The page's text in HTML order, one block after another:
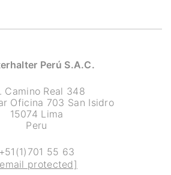
Perú S.A.C.
Camino Real 348
Oficina 703 San Isidro
15074 Lima
Peru
+51(1)701 55 63
protected]